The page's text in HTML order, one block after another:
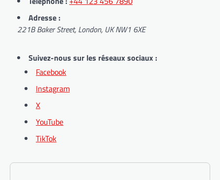
Adresse :
221B Baker Street, London, UK NW1 6XE
Suivez-nous sur les réseaux sociaux :
Facebook
Instagram
X
YouTube
TikTok